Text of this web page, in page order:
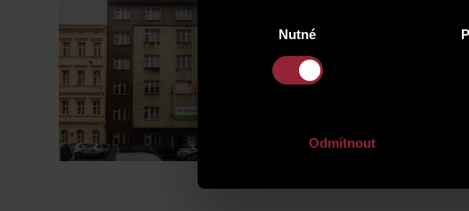
Nutné
Odmítnout